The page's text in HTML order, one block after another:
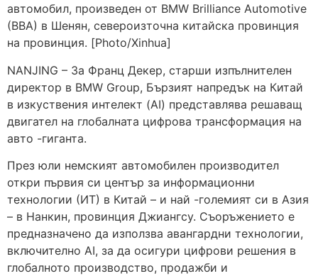
автомобил, произведен от BMW Brilliance Automotive
(BBA) в Шенян, североизточна китайска провинция
на провинция. [Photo/Xinhua]
NANJING – За Франц Декер, старши изпълнителен
директор в BMW Group, Бързият напредък на Китай
в изкуствения интелект (AI) представлява решаващ
двигател на глобалната цифрова трансформация на
авто -гиганта.
През юли немският автомобилен производител
откри първия си център за информационни
технологии (ИТ) в Китай – и най -големият си в Азия
– в Нанкин, провинция Джиангсу. Съоръжението е
предназначено да използва авангардни технологии,
включително AI, за да осигури цифрови решения в
глобалното производство, продажби и